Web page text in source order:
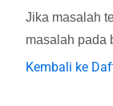
Jika masalah
masalah pada
Kembali ke